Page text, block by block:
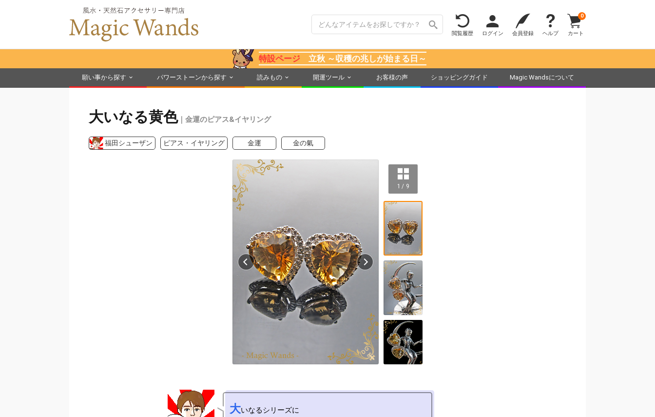
閲覧履歴 ログイン 会員登録 ヘルプ カート
0
特設ページ立秋 ～収穫の兆しが始まる日～
願い事から探す パワーストーンから探す 読みもの 開運ツール お客様の声 ショッピングガイド Magic Wandsについて
大いなる黄色｜金運のピアス&イヤリング
福田シューザン ピアス・イヤリング 金運 金の氣
1 / 9
大いなるシリーズに